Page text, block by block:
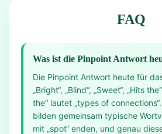
FAQ
Was ist die Pinpoint Antwort
Die Pinpoint Antwort heute für
„Bright“, „Blind“, „Sweet“, „Hits
the“ lautet „types of
bilden gemeinsam typische
mit „spot“ enden, und genau